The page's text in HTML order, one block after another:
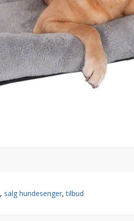
, salg hundesenger,tilbud